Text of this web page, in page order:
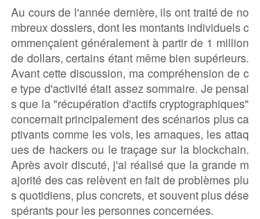
c'est le cas en finance traditionnelle. Cependant,
le secteur est aussi rempli de risques. De nombr
euses équipes frauduleuses profitent de la détre
sse des victimes, agissant comme simples interm
édiaires ou pire, organisant des arnaques secon
daires (demande de frais supplémentaires, vol d
e clés privées). Une équipe sérieuse évite les pro
messes de réussite à 100% et évalue d'abord pr
écisément la situation : possibilité technique de r
écupération, processus de l'exchange, ou aspect
s juridiques. En con
Au cours de l'année dernière, ils ont traité de no
mbreux dossiers, dont les montants individuels c
ommençaient généralement à partir de 1 million
de dollars, certains étant même bien supérieurs.
Avant cette discussion, ma compréhension de c
e type d'activité était assez sommaire. Je pensai
s que la "récupération d'actifs cryptographiques"
concernait principalement des scénarios plus ca
ptivants comme les vols, les arnaques, les attaq
ues de hackers ou le traçage sur la blockchain.
Après avoir discuté, j'ai réalisé que la grande m
ajorité des cas relèvent en fait de problèmes plu
s quotidiens, plus concrets, et souvent plus dése
spérants pour les personnes concernées.